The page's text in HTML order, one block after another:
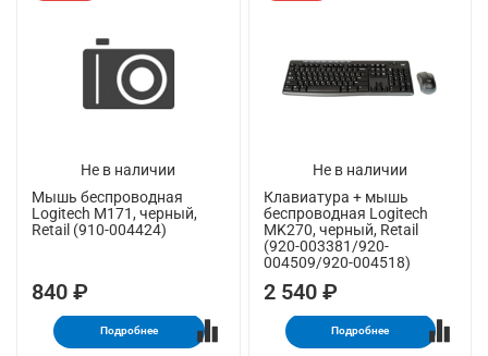
Не в наличии
Мышь беспроводная
Logitech M171, черный,
Retail (910-004424)
840 ₽
Подробнее
Не в наличии
Клавиатура + мышь
беспроводная Logitech
MK270, черный, Retail
(920-003381/920-
004509/920-004518)
2 540 ₽
Подробнее